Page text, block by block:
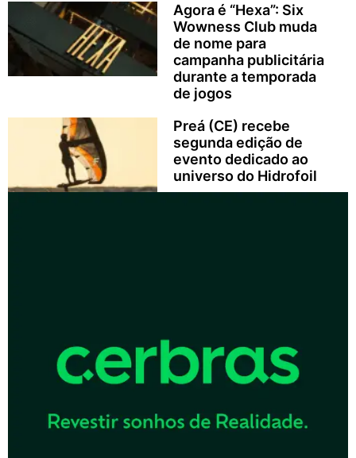
Agora é “Hexa”: Six
Wowness Club muda
de nome para
campanha publicitária
durante a temporada
de jogos
Preá (CE) recebe
segunda edição de
evento dedicado ao
universo do Hidrofoil